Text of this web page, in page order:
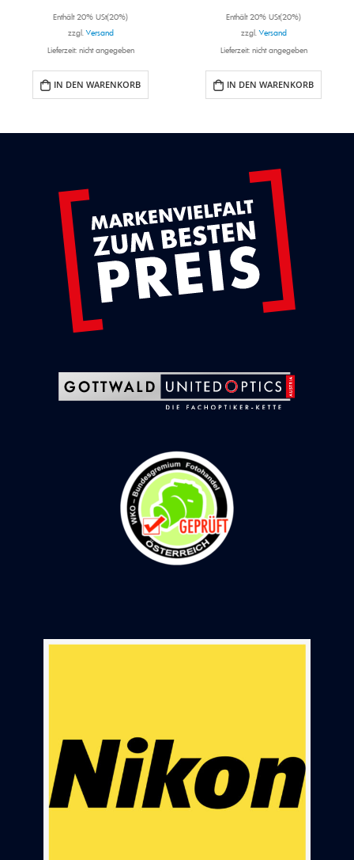
Enthält 20% USt(20%)
zzgl.Versand
Lieferzeit: nicht angegeben
IN DEN WARENKORB
Enthält 20% USt(20%)
zzgl.Versand
Lieferzeit: nicht angegeben
IN DEN WARENKORB